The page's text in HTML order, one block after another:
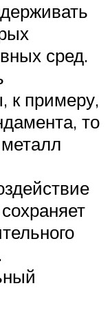
сред.
к примеру,
то